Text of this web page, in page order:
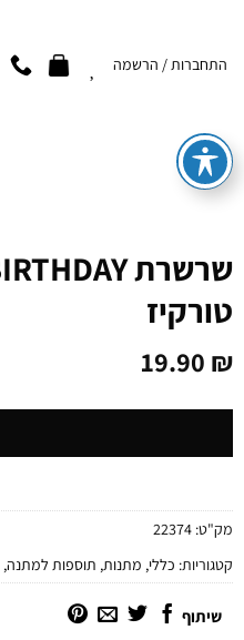
content
התחברות / הרשמה
טורקיז
19.90 ₪
מק"ט: 22374
קטגוריות: כללי, מתנות, תוספות למתנה,
שיתוף